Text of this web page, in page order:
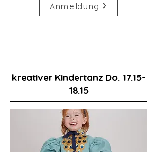
Anmeldung
kreativer Kindertanz Do. 17.15-
18.15